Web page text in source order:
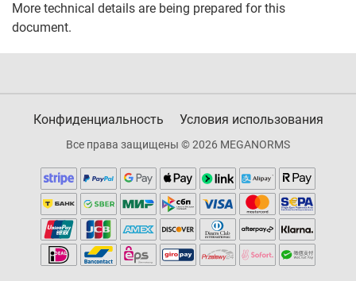
More technical details are being prepared for this
document.
Конфиденциальность Условия использования
Все права защищены © 2026 MEGANORMS